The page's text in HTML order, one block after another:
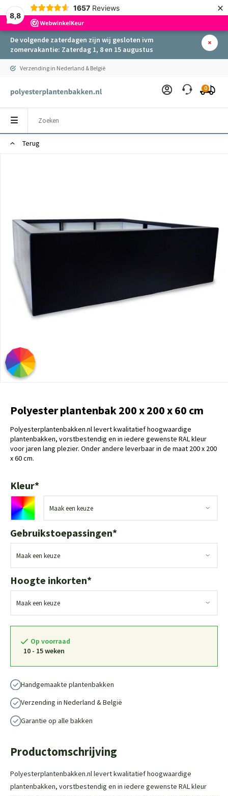
8,8
1657 Reviews ×
De volgende zaterdagen zijn wij gesloten ivm
zomervakantie: Zaterdag 1, 8 en 15 augustus
Verzending in Nederland & België
0
Terug
Polyester plantenbak 200 x 200 x 60 cm
Polyesterplantenbakken.nl levert kwalitatief hoogwaardige
plantenbakken, vorstbestendig en in iedere gewenste RAL kleur
voor jaren lang plezier. Onder andere leverbaar in de maat 200 x 200
x 60 cm.
Kleur*
Gebruikstoepassingen*
Hoogte inkorten*
Op voorraad
10 - 15 weken
Handgemaakte plantenbakken
Verzending in Nederland & België
Garantie op alle bakken
Productomschrijving
Polyesterplantenbakken.nl levert kwalitatief hoogwaardige
plantenbakken, vorstbestendig en in iedere gewenste RAL kleur